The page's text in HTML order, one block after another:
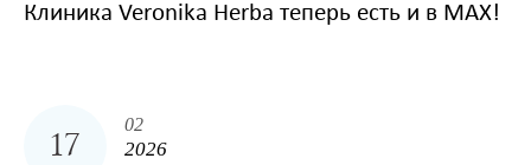
Клиника Veronika Herba теперь есть и в MAX!
17
02
2026